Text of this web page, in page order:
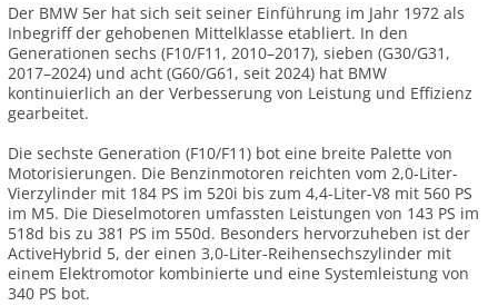
Der BMW 5er hat sich seit seiner Einführung im Jahr 1972 als
Inbegriff der gehobenen Mittelklasse etabliert. In den
Generationen sechs (F10/F11, 2010–2017), sieben (G30/G31,
2017–2024) und acht (G60/G61, seit 2024) hat BMW
kontinuierlich an der Verbesserung von Leistung und Effizienz
gearbeitet.
Die sechste Generation (F10/F11) bot eine breite Palette von
Motorisierungen. Die Benzinmotoren reichten vom 2,0-Liter-
Vierzylinder mit 184 PS im 520i bis zum 4,4-Liter-V8 mit 560 PS
im M5. Die Dieselmotoren umfassten Leistungen von 143 PS im
518d bis zu 381 PS im 550d. Besonders hervorzuheben ist der
ActiveHybrid 5, der einen 3,0-Liter-Reihensechszylinder mit
einem Elektromotor kombinierte und eine Systemleistung von
340 PS bot.